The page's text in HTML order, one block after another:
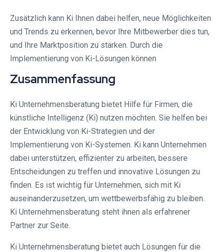
Zusätzlich kann Ki Ihnen dabei helfen, neue Möglichkeiten
und Trends zu erkennen, bevor Ihre Mitbewerber dies tun,
und Ihre Marktposition zu stärken. Durch die
Implementierung von Ki-Lösungen können
Zusammenfassung
Ki Unternehmensberatung bietet Hilfe für Firmen, die
künstliche Intelligenz (Ki) nutzen möchten. Sie helfen bei
der Entwicklung von Ki-Strategien und der
Implementierung von Ki-Systemen. Ki kann Unternehmen
dabei unterstützen, effizienter zu arbeiten, bessere
Entscheidungen zu treffen und innovative Lösungen zu
finden. Es ist wichtig für Unternehmen, sich mit Ki
auseinanderzusetzen, um wettbewerbsfähig zu bleiben.
Ki Unternehmensberatung steht ihnen als erfahrener
Partner zur Seite.
Ki Unternehmensberatung bietet auch Lösungen für die